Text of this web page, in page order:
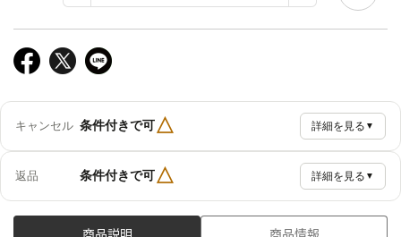
キャンセル 条件付きで可△ 詳細を見る ▼
返品 条件付きで可△ 詳細を見る ▼
商品説明 商品情報